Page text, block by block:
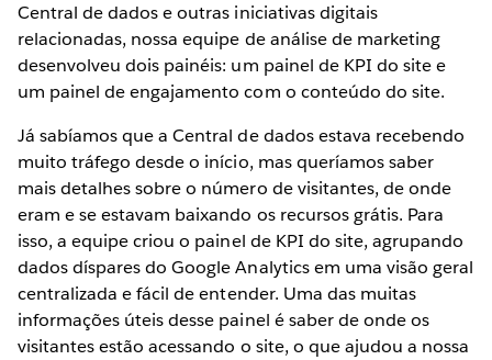
Central de dados e outras iniciativas digitais
relacionadas, nossa equipe de análise de marketing
desenvolveu dois painéis: um painel de KPI do site e
um painel de engajamento com o conteúdo do site.
Já sabíamos que a Central de dados estava recebendo
muito tráfego desde o início, mas queríamos saber
mais detalhes sobre o número de visitantes, de onde
eram e se estavam baixando os recursos grátis. Para
isso, a equipe criou o painel de KPI do site, agrupando
dados díspares do Google Analytics em uma visão geral
centralizada e fácil de entender. Uma das muitas
informações úteis desse painel é saber de onde os
visitantes estão acessando o site, o que ajudou a nossa